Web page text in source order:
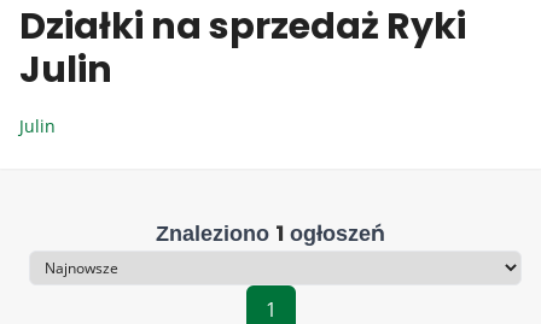
Działki na sprzedaż Ryki
Julin
Julin
Znaleziono 1 ogłoszeń
Sortowanie
1